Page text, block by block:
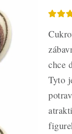
chce
Tyto